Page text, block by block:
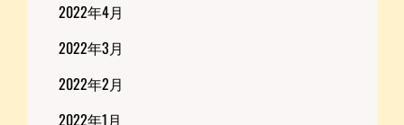
2022年4月
2022年3月
2022年2月
2022年1月